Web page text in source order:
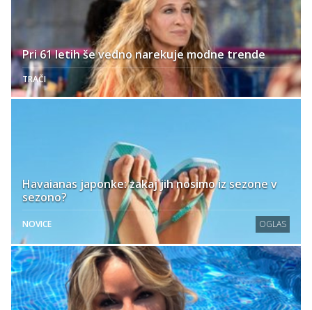
Pri 61 letih še vedno narekuje modne trende
TRAČI
Havaianas japonke: zakaj jih nosimo iz sezone v
sezono?
NOVICE OGLAS